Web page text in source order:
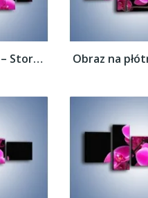
Obraz na płótnie – Storczyk nocą –...